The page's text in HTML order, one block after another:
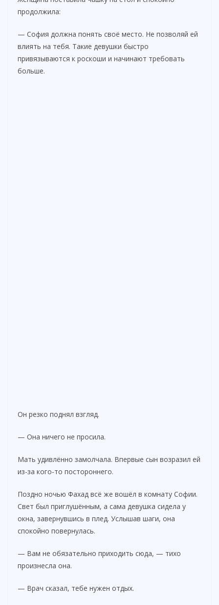
продолжила:
— София должна понять своё место. Не позволяй ей
влиять на тебя. Такие девушки быстро
привязываются к роскоши и начинают требовать
больше.
Он резко поднял взгляд.
— Она ничего не просила.
Мать удивлённо замолчала. Впервые сын возразил ей
из-за кого-то постороннего.
Поздно ночью Фахад всё же вошёл в комнату Софии.
Свет был приглушённым, а сама девушка сидела у
окна, завернувшись в плед. Услышав шаги, она
спокойно повернулась.
— Вам не обязательно приходить сюда, — тихо
произнесла она.
— Врач сказал, тебе нужен отдых.